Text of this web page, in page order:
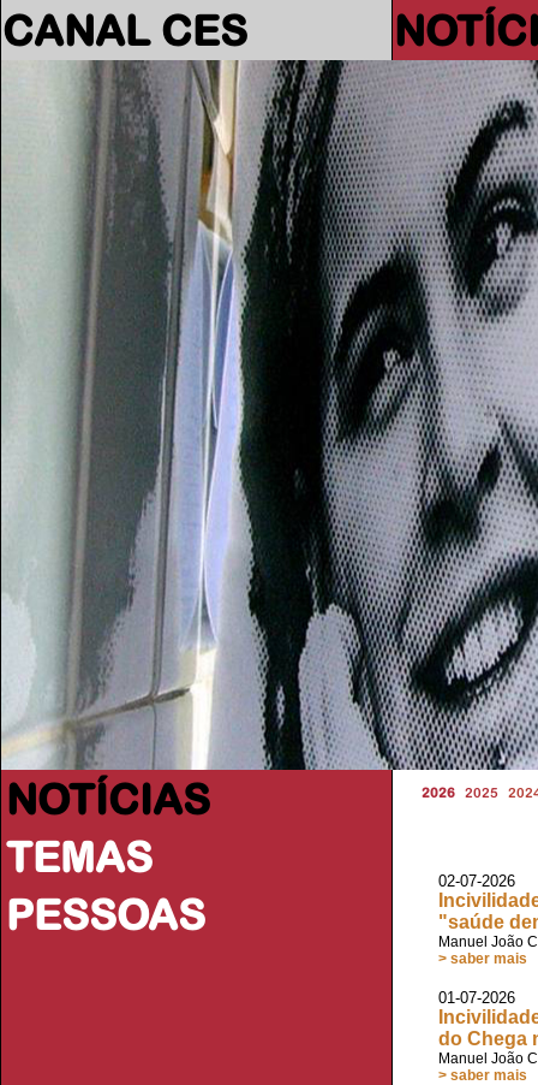
CANAL CES
NOTÍCIAS
TEMAS
PESSOAS
2026 2025
02-07-2026
"saúde
Manuel João
> saber mais
01-07-2026
do Chega
Manuel João
> saber mais